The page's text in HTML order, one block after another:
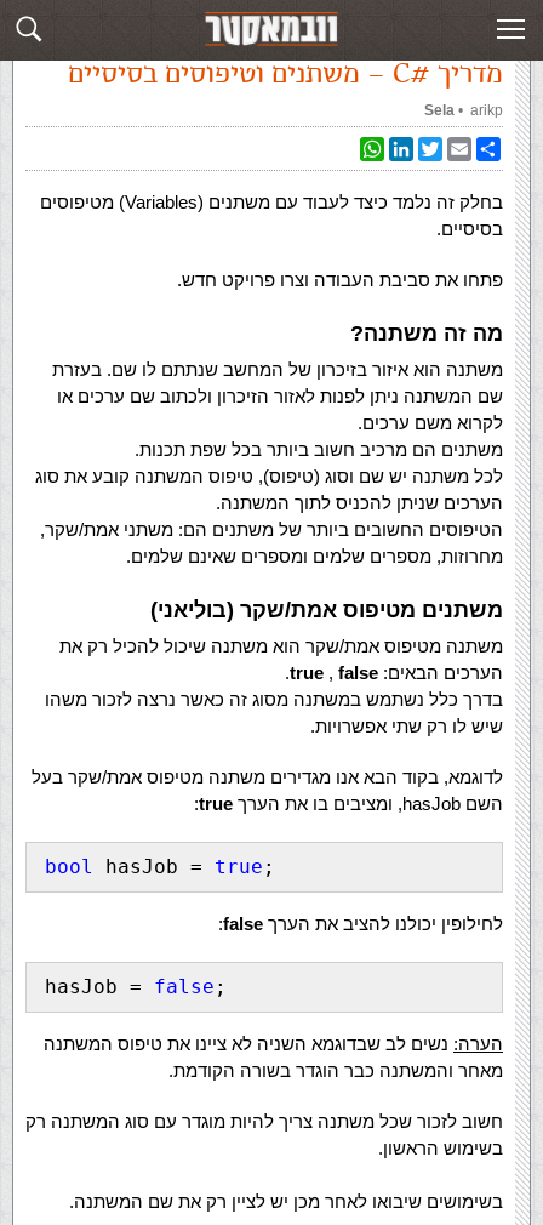
עמוד ראשי
מדריך C# – משתנים וטיפוסים בסיסיים
arikp
‏ •
Sela
WhatsAppLinkedInTwitterEmailShare
בחלק זה נלמד כיצד לעבוד עם משתנים (Variables) מטיפוסים
בסיסיים.
פתחו את סביבת העבודה וצרו פרויקט חדש.
מה זה משתנה?
משתנה הוא איזור בזיכרון של המחשב שנתתם לו שם. בעזרת
שם המשתנה ניתן לפנות לאזור הזיכרון ולכתוב שם ערכים או
לקרוא משם ערכים.
משתנים הם מרכיב חשוב ביותר בכל שפת תכנות.
לכל משתנה יש שם וסוג (טיפוס), טיפוס המשתנה קובע את סוג
הערכים שניתן להכניס לתוך המשתנה.
הטיפוסים החשובים ביותר של משתנים הם: משתני אמת/שקר,
מחרוזות, מספרים שלמים ומספרים שאינם שלמים.
משתנים מטיפוס אמת/שקר (בוליאני)
משתנה מטיפוס אמת/שקר הוא משתנה שיכול להכיל רק את
הערכים הבאים:
true , false
.
בדרך כלל נשתמש במשתנה מסוג זה כאשר נרצה לזכור משהו
שיש לו רק שתי אפשרויות.
לדוגמא, בקוד הבא אנו מגדירים משתנה מטיפוס אמת/שקר בעל
השם hasJob, ומציבים בו את הערך
true
:
bool hasJob = true ;
לחילופין יכולנו להציב את הערך false
:
hasJob = false ;
הערה: נשים לב שבדוגמא השניה לא ציינו את טיפוס המשתנה
מאחר והמשתנה כבר הוגדר בשורה הקודמת.
חשוב לזכור שכל משתנה צריך להיות מוגדר עם סוג המשתנה רק
בשימוש הראשון.
בשימושים שיבואו לאחר מכן יש לציין רק את שם המשתנה.